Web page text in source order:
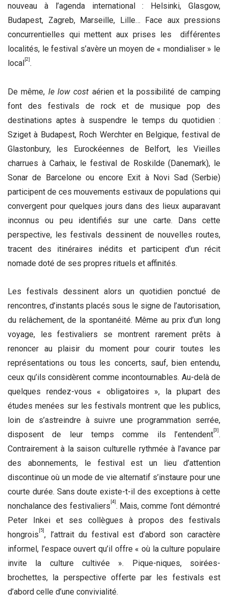
nouveau à l’agenda international : Helsinki, Glasgow,
Budapest, Zagreb, Marseille, Lille… Face aux pressions
concurrentielles qui mettent aux prises les différentes
localités, le festival s’avère un moyen de « mondialiser » le
local [2] .
De même, le low cost aérien et la possibilité de camping
font des festivals de rock et de musique pop des
destinations aptes à suspendre le temps du quotidien :
Sziget à Budapest, Roch Werchter en Belgique, festival de
Glastonbury, les Eurockéennes de Belfort, les Vieilles
charrues à Carhaix, le festival de Roskilde (Danemark), le
Sonar de Barcelone ou encore Exit à Novi Sad (Serbie)
participent de ces mouvements estivaux de populations qui
convergent pour quelques jours dans des lieux auparavant
inconnus ou peu identifiés sur une carte. Dans cette
perspective, les festivals dessinent de nouvelles routes,
tracent des itinéraires inédits et participent d’un récit
nomade doté de ses propres rituels et affinités.
Les festivals dessinent alors un quotidien ponctué de
rencontres, d’instants placés sous le signe de l’autorisation,
du relâchement, de la spontanéité. Même au prix d’un long
voyage, les festivaliers se montrent rarement prêts à
renoncer au plaisir du moment pour courir toutes les
représentations ou tous les concerts, sauf, bien entendu,
ceux qu’ils considèrent comme incontournables. Au-delà de
quelques rendez-vous « obligatoires », la plupart des
études menées sur les festivals montrent que les publics,
loin de s’astreindre à suivre une programmation serrée,
disposent de leur temps comme ils l’entendent [3] .
Contrairement à la saison culturelle rythmée à l’avance par
des abonnements, le festival est un lieu d’attention
discontinue où un mode de vie alternatif s’instaure pour une
courte durée. Sans doute existe-t-il des exceptions à cette
nonchalance des festivaliers [4] . Mais, comme l’ont démontré
Peter Inkei et ses collègues à propos des festivals
hongrois [5] , l’attrait du festival est d’abord son caractère
informel, l’espace ouvert qu’il offre « où la culture populaire
invite la culture cultivée ». Pique-niques, soirées-
brochettes, la perspective offerte par les festivals est
d’abord celle d’une convivialité.